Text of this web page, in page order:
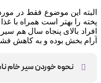
البته این موضوع فقط در
پخته را بهتر است همراه با
افراد بالای پنجاه سال هم
آرام بخش بوده و به کاهش
نحوه خوردن سیر خام